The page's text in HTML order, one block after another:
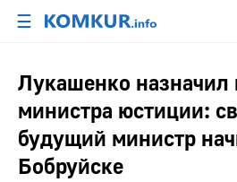
☰
Лукашенко назначил
министра юстиции:
будущий министр
Бобруйске